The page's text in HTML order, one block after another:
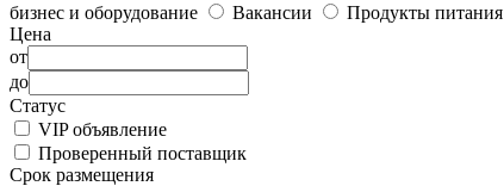
бизнес и оборудование
Вакансии Продукты питания
Цена
от
до
Статус
VIP объявление
Проверенный поставщик
Срок размещения